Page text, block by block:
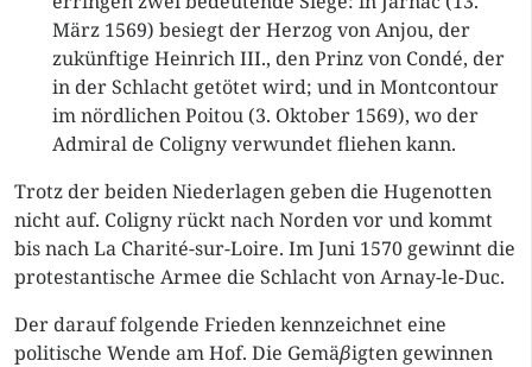
März 1569) besiegt der Herzog von Anjou, der
zukünftige Heinrich III., den Prinz von Condé, der
in der Schlacht getötet wird; und in Montcontour
im nördlichen Poitou (3. Oktober 1569), wo der
Admiral de Coligny verwundet fliehen kann.
Trotz der beiden Niederlagen geben die Hugenotten
nicht auf. Coligny rückt nach Norden vor und kommt
bis nach La Charité-sur-Loire. Im Juni 1570 gewinnt die
protestantische Armee die Schlacht von Arnay-le-Duc.
Der darauf folgende Frieden kennzeichnet eine
politische Wende am Hof. Die Gemäβigten gewinnen